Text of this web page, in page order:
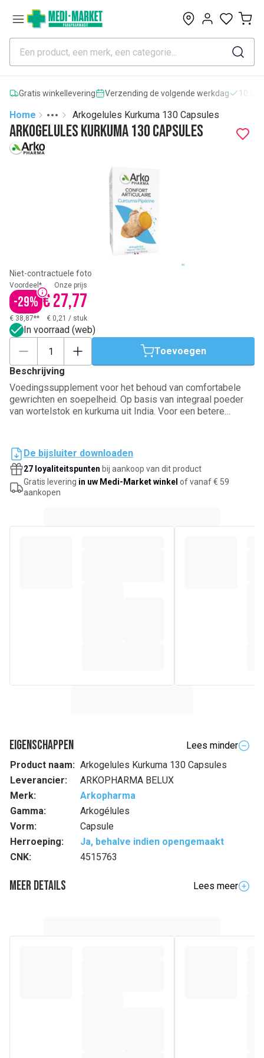
0
Gratis winkellevering Verzending de volgende werkdag
Home
More
Toggle menu
Arkogelules Kurkuma 130 Capsules
Arkogelules Kurkuma 130 Capsules
Niet-contractuele foto
Voordeel*
-29%
Onze prijs
€ 27,77
€ 38,87** € 0,21 / stuk
In voorraad (web)
Toevoegen
Beschrijving
Voedingssupplement voor het behoud van comfortabele
gewrichten en soepelheid. Op basis van integraal poeder
van wortelstok en kurkuma uit India. Voor een betere
zwangere vrouwen of vrouwen die borstvoeding geven.
Vanaf 15 jaar.
De bijsluiter downloaden
27 loyaliteitspunten bij aankoop van dit product
Gratis levering in uw Medi-Market winkel of vanaf € 59
aankopen
Eigenschappen
Lees minder
Product naam: Arkogelules Kurkuma 130 Capsules
Leverancier:
ARKOPHARMA BELUX
Merk:
Arkopharma
Gamma:
Arkogélules
Vorm:
Capsule
Herroeping:
Ja, behalve indien opengemaakt
CNK:
4515763
Meer details
Lees meer
gewrichtscomfort te behouden. De wortelstok van